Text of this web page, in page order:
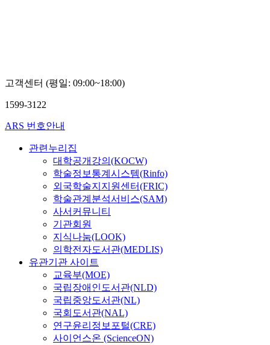
운,
영
고객센터 (평일: 09:00~18:00)
1599-3122
ARS 번호안내
관련누리집
대학공개강의(KOCW)
학술정보통계시스템(Rinfo)
외국학술지지원센터(FRIC)
학술관계분석서비스(SAM)
사서커뮤니티
기관회원
지식나눔(LOOK)
의학전자도서관(MEDLIS)
유관기관 사이트
교육부(MOE)
국립장애인도서관(NLD)
국립중앙도서관(NL)
국회도서관(NAL)
연구윤리정보포털(CRE)
사이언스온 (ScienceON)